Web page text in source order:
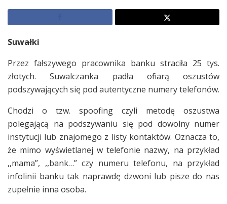
Suwałki
Przez fałszywego pracownika banku straciła 25 tys.
złotych. Suwalczanka padła ofiarą oszustów
podszywających się pod autentyczne numery telefonów.
Chodzi o tzw. spoofing czyli metodę oszustwa
polegającą na podszywaniu się pod dowolny numer
instytucji lub znajomego z listy kontaktów. Oznacza to,
że mimo wyświetlanej w telefonie nazwy, na przykład
,,mama”, ,,bank…” czy numeru telefonu, na przykład
infolinii banku tak naprawdę dzwoni lub pisze do nas
zupełnie inna osoba.